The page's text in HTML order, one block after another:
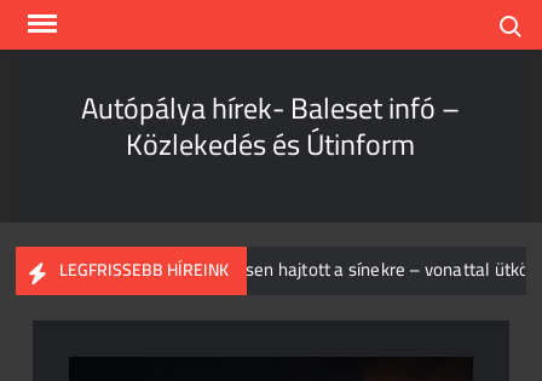
Skip
Autópálya hírek- Baleset infó –
Közlekedés és Útinform
LEGFRISSEBB HÍREINK
elég! Piros jelzésen hajtott a sínekre – vonattal ütközött